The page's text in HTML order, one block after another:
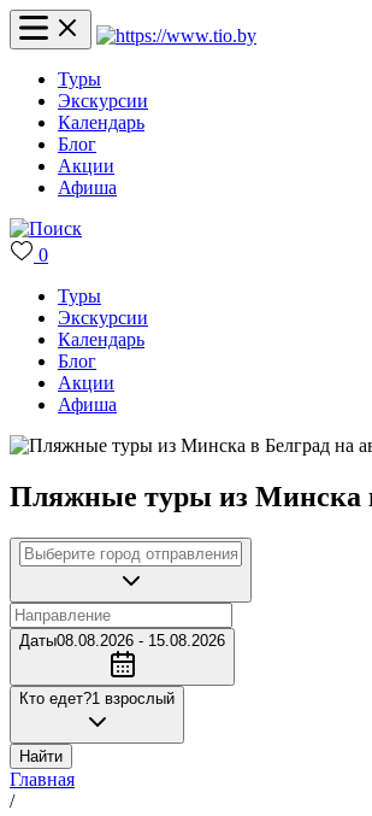
Туры
Экскурсии
Календарь
Блог
Акции
Афиша
0
Туры
Экскурсии
Календарь
Блог
Акции
Афиша
Пляжные туры из Минска в
Даты08.08.2026 - 15.08.2026
Кто едет?1 взрослый
Найти
Главная
/